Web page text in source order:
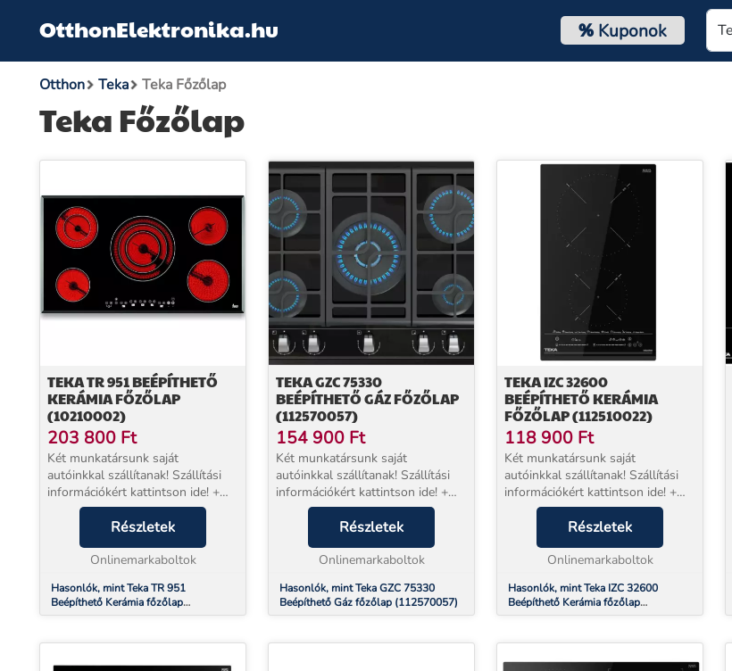
OtthonElektronika.hu %Kuponok
Otthon Teka Teka Főzőlap
Teka Főzőlap
TEKA TR 951 BEÉPÍTHETŐ
KERÁMIA FŐZŐLAP
(10210002)
203 800 Ft
Két munkatársunk saját
autóinkkal szállítanak! Szállítási
információkért kattintson ide! +
EXTRA 5 év jótállással
vásárolhat!* Beüzemelés
szolgáltatásunk a készülék mellé
NEM választható. Teka TR 951...
Részletek
Onlinemarkaboltok
Hasonlók, mint Teka TR 951
Beépíthető Kerámia főzőlap
(10210002)
TEKA GZC 75330
BEÉPÍTHETŐ GÁZ FŐZŐLAP
(112570057)
154 900 Ft
Két munkatársunk saját
autóinkkal szállítanak! Szállítási
információkért kattintson ide! +
EXTRA 5 év jótállással
vásárolhat!* Beüzemelés
szolgáltatásunk a készülék mellé
NEM választható. 70 cm gázfő...
Részletek
Onlinemarkaboltok
Hasonlók, mint Teka GZC 75330
Beépíthető Gáz főzőlap (112570057)
TEKA IZC 32600
BEÉPÍTHETŐ KERÁMIA
FŐZŐLAP (112510022)
118 900 Ft
Két munkatársunk saját
autóinkkal szállítanak! Szállítási
információkért kattintson ide! +
EXTRA 5 év jótállással
vásárolhat!* Beüzemelés
szolgáltatásunk a készülék mellé
NEM választható. TEKA IZC 32...
Részletek
Onlinemarkaboltok
Hasonlók, mint Teka IZC 32600
Beépíthető Kerámia főzőlap
(112510022)